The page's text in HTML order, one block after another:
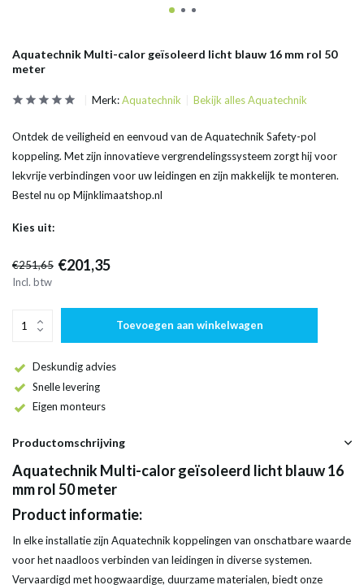
Aquatechnik Multi-calor geïsoleerd licht blauw 16 mm rol 50
meter
Merk:Aquatechnik Bekijk alles Aquatechnik
Ontdek de veiligheid en eenvoud van de Aquatechnik Safety-pol
koppeling. Met zijn innovatieve vergrendelingssysteem zorgt hij voor
lekvrije verbindingen voor uw leidingen en zijn makkelijk te monteren.
Bestel nu op Mijnklimaatshop.nl
Kies uit:
€251,65 €201,35
Incl. btw
Toevoegen aan winkelwagen
Deskundig advies
Snelle levering
Eigen monteurs
Productomschrijving
Aquatechnik Multi-calor geïsoleerd licht blauw 16
mm rol 50 meter
Product informatie:
In elke installatie zijn Aquatechnik koppelingen van onschatbare waarde
voor het naadloos verbinden van leidingen in diverse systemen.
Vervaardigd met hoogwaardige, duurzame materialen, biedt onze